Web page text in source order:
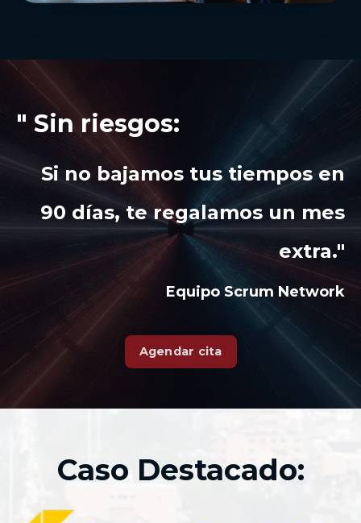
" Sin riesgos:
Si no bajamos tus tiempos en
90 días, te regalamos un mes
extra."
Equipo Scrum Network
Agendar cita
Caso Destacado: